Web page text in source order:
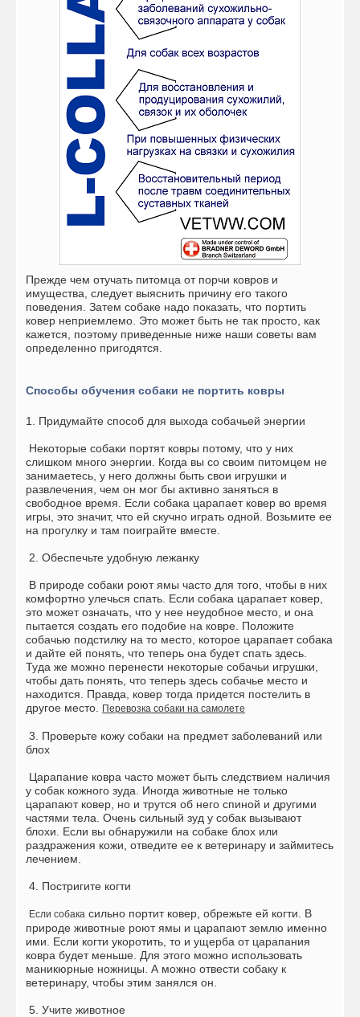
Прежде чем отучать питомца от порчи ковров и
имущества, следует выяснить причину его такого
поведения. Затем собаке надо показать, что портить
ковер неприемлемо. Это может быть не так просто, как
кажется, поэтому приведенные ниже наши советы вам
определенно пригодятся.
Способы обучения собаки не портить ковры
1. Придумайте способ для выхода собачьей энергии
Некоторые собаки портят ковры потому, что у них
слишком много энергии. Когда вы со своим питомцем не
занимаетесь, у него должны быть свои игрушки и
развлечения, чем он мог бы активно заняться в
свободное время. Если собака царапает ковер во время
игры, это значит, что ей скучно играть одной. Возьмите ее
на прогулку и там поиграйте вместе.
2. Обеспечьте удобную лежанку
В природе собаки роют ямы часто для того, чтобы в них
комфортно улечься спать. Если собака царапает ковер,
это может означать, что у нее неудобное место, и она
пытается создать его подобие на ковре. Положите
собачью подстилку на то место, которое царапает собака
и дайте ей понять, что теперь она будет спать здесь.
Туда же можно перенести некоторые собачьи игрушки,
чтобы дать понять, что теперь здесь собачье место и
находится. Правда, ковер тогда придется постелить в
другое место.
Перевозка собаки на самолете
3. Проверьте кожу собаки на предмет заболеваний или
блох
Царапание ковра часто может быть следствием наличия
у собак кожного зуда. Иногда животные не только
царапают ковер, но и трутся об него спиной и другими
частями тела. Очень сильный зуд у собак вызывают
блохи. Если вы обнаружили на собаке блох или
раздражения кожи, отведите ее к ветеринару и займитесь
лечением.
4. Постригите когти
Если собака сильно портит ковер, обрежьте ей когти. В
природе животные роют ямы и царапают землю именно
ими. Если когти укоротить, то и ущерба от царапания
ковра будет меньше. Для этого можно использовать
маникюрные ножницы. А можно отвести собаку к
ветеринару, чтобы этим занялся он.
5. Учите животное